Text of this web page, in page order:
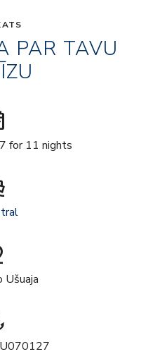
PAR TAVU
for 11 nights
Ušuaja